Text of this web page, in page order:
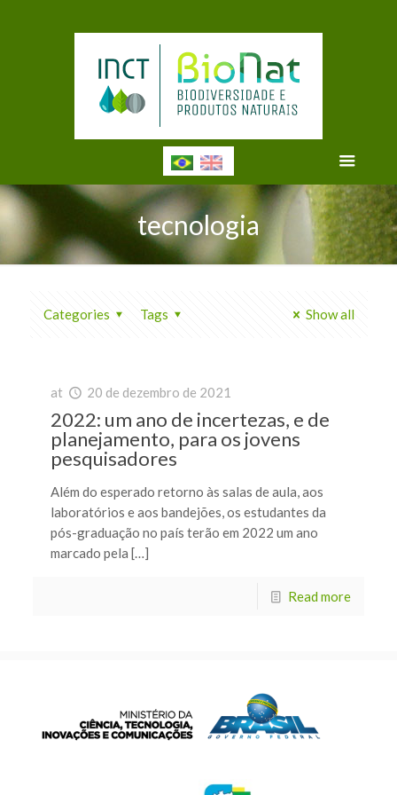
tecnologia
Categories Tags Show all
at 20 de dezembro de 2021
2022: um ano de incertezas, e de
planejamento, para os jovens
pesquisadores
Além do esperado retorno às salas de aula, aos
laboratórios e aos bandejões, os estudantes da
pós-graduação no país terão em 2022 um ano
marcado pela […]
Read more